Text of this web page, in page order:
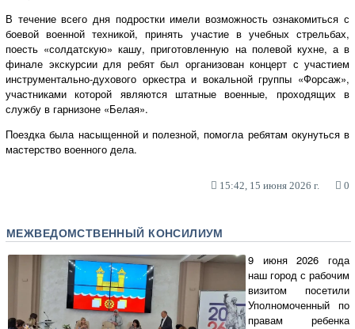
В течение всего дня подростки имели возможность ознакомиться с
боевой военной техникой, принять участие в учебных стрельбах,
поесть «солдатскую» кашу, приготовленную на полевой кухне, а в
финале экскурсии для ребят был организован концерт с участием
инструментально-духового оркестра и вокальной группы «Форсаж»,
участниками которой являются штатные военные, проходящих в
службу в гарнизоне «Белая».
Поездка была насыщенной и полезной, помогла ребятам окунуться в
мастерство военного дела.
15:42, 15 июня 2026 г. 0
МЕЖВЕДОМСТВЕННЫЙ КОНСИЛИУМ
9 июня 2026 года
наш город с рабочим
визитом посетили
Уполномоченный по
правам ребенка